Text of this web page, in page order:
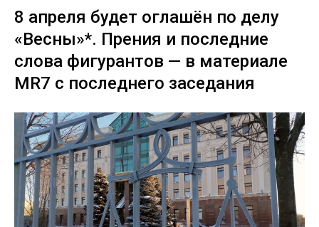
8 апреля будет оглашён по делу
«Весны»*. Прения и последние
слова фигурантов — в материале
MR7 c последнего заседания